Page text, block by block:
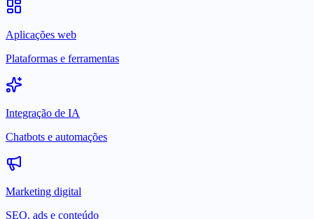
Aplicações web
Plataformas e ferramentas
Integração de IA
Chatbots e automações
Marketing digital
SEO, ads e conteúdo